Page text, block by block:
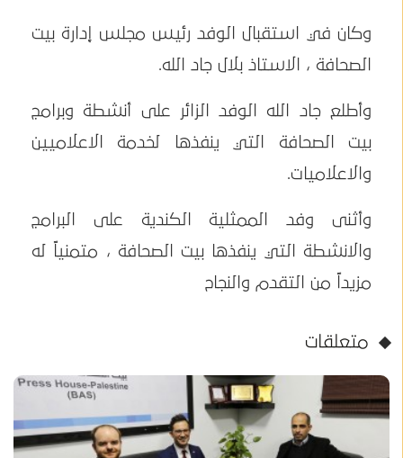
وكان في استقبال الوفد رئيس مجلس إدارة بيت
الصحافة ، الاستاذ بلال جاد الله.
وأطلع جاد الله الوفد الزائر على أنشطة وبرامج
بيت الصحافة التي ينفذها لخدمة الاعلاميين
والاعلاميات.
وأثنى وفد الممثلية الكندية على البرامج
والانشطة التي ينفذها بيت الصحافة ، متمنياً له
مزيداً من التقدم والنجاح
متعلقات